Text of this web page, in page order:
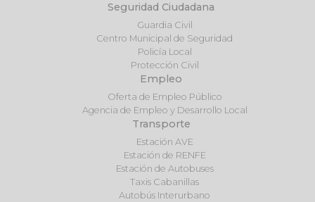
Seguridad Ciudadana
Guardia Civil
Centro Municipal de Seguridad
Policía Local
Protección Civil
Empleo
Oferta de Empleo Público
Agencia de Empleo y Desarrollo Local
Transporte
Estación AVE
Estación de RENFE
Estación de Autobuses
Taxis Cabanillas
Autobús Interurbano